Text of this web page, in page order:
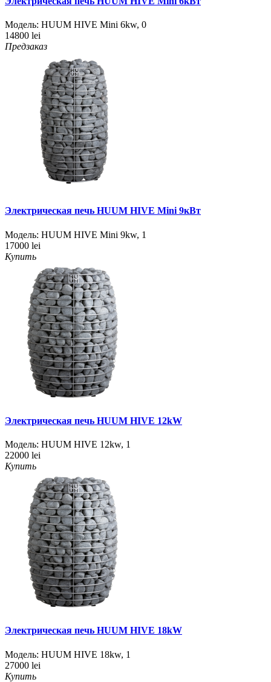
Модель: HUUM HIVE Mini 6kw, 0
14800 lei
Предзаказ
Электрическая печь HUUM HIVE Mini 9кВт
Модель: HUUM HIVE Mini 9kw, 1
17000 lei
Купить
Электрическая печь HUUM HIVE 12kW
Модель: HUUM HIVE 12kw, 1
22000 lei
Купить
Электрическая печь HUUM HIVE 18kW
Модель: HUUM HIVE 18kw, 1
27000 lei
Купить